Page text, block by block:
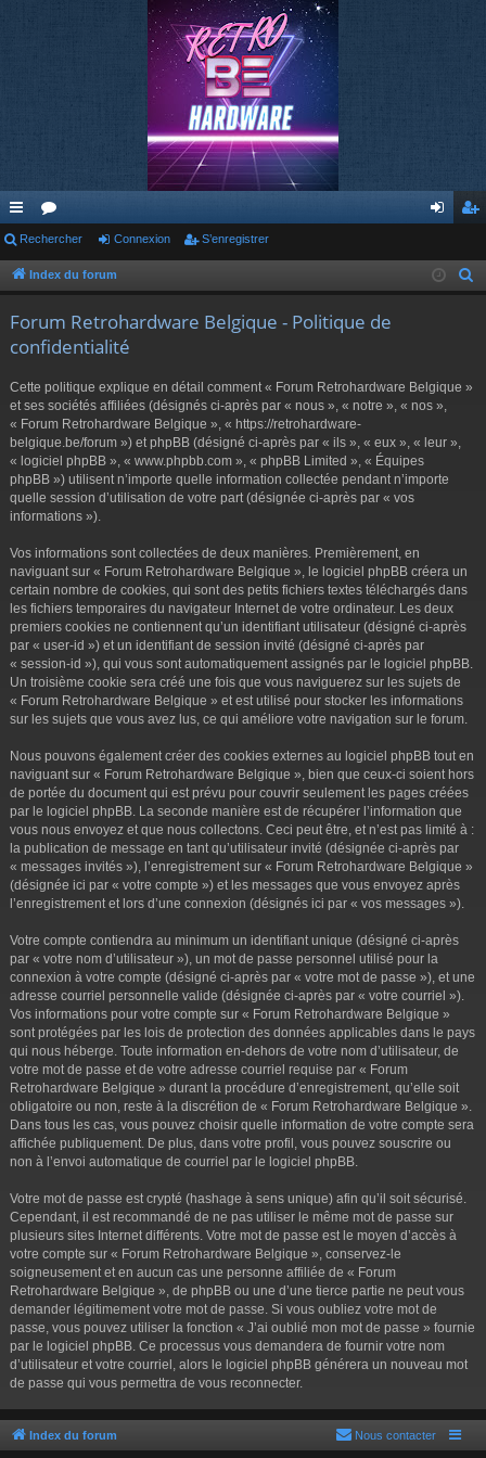
cc
ès
or
u
s
ne nr
Rechercher Connexion S’enregistrer
Index du forum
Forum Retrohardware Belgique - Politique de
confidentialité
Cette politique explique en détail comment « Forum Retrohardware Belgique »
et ses sociétés affiliées (désignés ci-après par « nous », « notre », « nos »,
« Forum Retrohardware Belgique », « https://retrohardware-
belgique.be/forum ») et phpBB (désigné ci-après par « ils », « eux », « leur »,
« logiciel phpBB », « www.phpbb.com », « phpBB Limited », « Équipes
phpBB ») utilisent n’importe quelle information collectée pendant n’importe
quelle session d’utilisation de votre part (désignée ci-après par « vos
informations »).
Vos informations sont collectées de deux manières. Premièrement, en
naviguant sur « Forum Retrohardware Belgique », le logiciel phpBB créera un
certain nombre de cookies, qui sont des petits fichiers textes téléchargés dans
les fichiers temporaires du navigateur Internet de votre ordinateur. Les deux
premiers cookies ne contiennent qu’un identifiant utilisateur (désigné ci-après
par « user-id ») et un identifiant de session invité (désigné ci-après par
« session-id »), qui vous sont automatiquement assignés par le logiciel phpBB.
Un troisième cookie sera créé une fois que vous naviguerez sur les sujets de
« Forum Retrohardware Belgique » et est utilisé pour stocker les informations
sur les sujets que vous avez lus, ce qui améliore votre navigation sur le forum.
Nous pouvons également créer des cookies externes au logiciel phpBB tout en
naviguant sur « Forum Retrohardware Belgique », bien que ceux-ci soient hors
de portée du document qui est prévu pour couvrir seulement les pages créées
par le logiciel phpBB. La seconde manière est de récupérer l’information que
vous nous envoyez et que nous collectons. Ceci peut être, et n’est pas limité à :
la publication de message en tant qu’utilisateur invité (désignée ci-après par
« messages invités »), l’enregistrement sur « Forum Retrohardware Belgique »
(désignée ici par « votre compte ») et les messages que vous envoyez après
l’enregistrement et lors d’une connexion (désignés ici par « vos messages »).
Votre compte contiendra au minimum un identifiant unique (désigné ci-après
par « votre nom d’utilisateur »), un mot de passe personnel utilisé pour la
connexion à votre compte (désigné ci-après par « votre mot de passe »), et une
adresse courriel personnelle valide (désignée ci-après par « votre courriel »).
Vos informations pour votre compte sur « Forum Retrohardware Belgique »
sont protégées par les lois de protection des données applicables dans le pays
qui nous héberge. Toute information en-dehors de votre nom d’utilisateur, de
votre mot de passe et de votre adresse courriel requise par « Forum
Retrohardware Belgique » durant la procédure d’enregistrement, qu’elle soit
obligatoire ou non, reste à la discrétion de « Forum Retrohardware Belgique ».
Dans tous les cas, vous pouvez choisir quelle information de votre compte sera
affichée publiquement. De plus, dans votre profil, vous pouvez souscrire ou
non à l’envoi automatique de courriel par le logiciel phpBB.
Votre mot de passe est crypté (hashage à sens unique) afin qu’il soit sécurisé.
Cependant, il est recommandé de ne pas utiliser le même mot de passe sur
plusieurs sites Internet différents. Votre mot de passe est le moyen d’accès à
votre compte sur « Forum Retrohardware Belgique », conservez-le
soigneusement et en aucun cas une personne affiliée de « Forum
Retrohardware Belgique », de phpBB ou une d’une tierce partie ne peut vous
demander légitimement votre mot de passe. Si vous oubliez votre mot de
passe, vous pouvez utiliser la fonction « J’ai oublié mon mot de passe » fournie
par le logiciel phpBB. Ce processus vous demandera de fournir votre nom
d’utilisateur et votre courriel, alors le logiciel phpBB générera un nouveau mot
de passe qui vous permettra de vous reconnecter.
Index du forum Nous contacter